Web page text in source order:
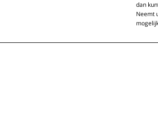
dan
Neemt